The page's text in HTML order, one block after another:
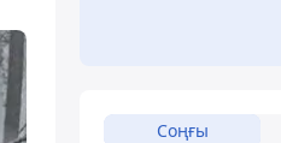
Соңғы